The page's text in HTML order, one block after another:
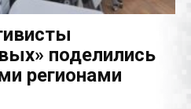
поделились
регионами